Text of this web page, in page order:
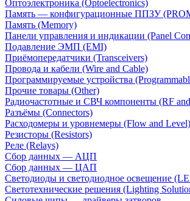
Оптоэлектроника (Optoelectronics)
Память — конфигурационные ППЗУ
Память (Memory)
Панели управления и индикации (Panel
Подавление ЭМП (EMI)
Приёмопередатчики (Transceivers)
Провода и кабели (Wire and Cable)
Программируемые устройства
Прочие товары (Other)
Радиочастотные и СВЧ компоненты (RF
Разъёмы (Connectors)
Расходомеры и уровнемеры (Flow and Level)
Резисторы (Resistors)
Реле (Relays)
Сбор данных — АЦП
Сбор данных — ЦАП
Светодиоды и светодиодное освещение
Светотехнические решения (Lighting